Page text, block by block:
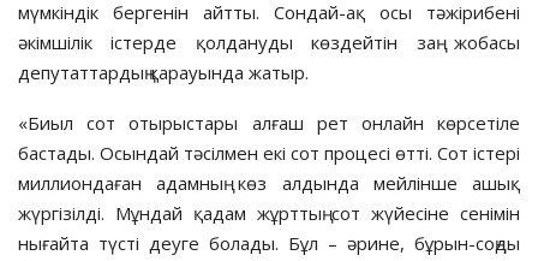
мүмкіндік бергенін айтты. Сондай-ақ осы тәжірибені
әкімшілік істерде қолдануды көздейтін заң жобасы
депутаттардың қарауында жатыр.
«Биыл сот отырыстары алғаш рет онлайн көрсетіле
бастады. Осындай тәсілмен екі сот процесі өтті. Сот істері
миллиондаған адамның көз алдында мейлінше ашық
жүргізілді. Мұндай қадам жұрттың сот жүйесіне сенімін
нығайта түсті деуге болады. Бұл – әрине, бұрын-соңды